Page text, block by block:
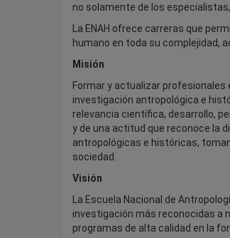
no solamente de los
La ENAH ofrece carreras que
humano en toda su complejidad,
Misión
Formar y actualizar
investigación antropológica e
relevancia científica, desarrollo,
y de una actitud que reconoce la
antropológicas e históricas,
sociedad.
Visión
La Escuela Nacional de
investigación más reconocidas a
programas de alta calidad en la